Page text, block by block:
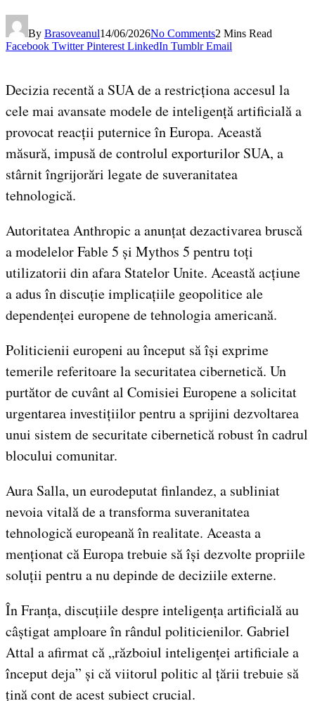
By Brasoveanul14/06/2026No Comments2 Mins Read
Facebook Twitter Pinterest LinkedIn Tumblr Email
Decizia recentă a SUA de a restricționa accesul la
cele mai avansate modele de inteligență artificială a
provocat reacții puternice în Europa. Această
măsură, impusă de controlul exporturilor SUA, a
stârnit îngrijorări legate de suveranitatea
tehnologică.
Autoritatea Anthropic a anunțat dezactivarea bruscă
a modelelor Fable 5 și Mythos 5 pentru toți
utilizatorii din afara Statelor Unite. Această acțiune
a adus în discuție implicațiile geopolitice ale
dependenței europene de tehnologia americană.
Politicienii europeni au început să își exprime
temerile referitoare la securitatea cibernetică. Un
purtător de cuvânt al Comisiei Europene a solicitat
urgentarea investițiilor pentru a sprijini dezvoltarea
unui sistem de securitate cibernetică robust în cadrul
blocului comunitar.
Aura Salla, un eurodeputat finlandez, a subliniat
nevoia vitală de a transforma suveranitatea
tehnologică europeană în realitate. Aceasta a
menționat că Europa trebuie să își dezvolte propriile
soluții pentru a nu depinde de deciziile externe.
În Franța, discuțiile despre inteligența artificială au
câștigat amploare în rândul politicienilor. Gabriel
Attal a afirmat că „războiul inteligenței artificiale a
început deja” și că viitorul politic al țării trebuie să
țină cont de acest subiect crucial.